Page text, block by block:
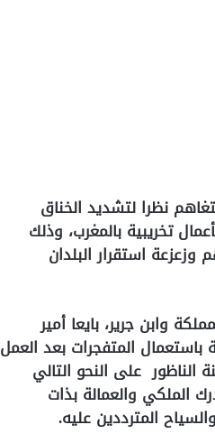
نظرا لتشديد الخناق
تخريبية بالمغرب، وذلك
استقرار البلدان
وابن جرير، بايعا أمير
المتفجرات بعد العمل
على النحو التالي
الملكي والعمالة بذات
المترددين عليه.